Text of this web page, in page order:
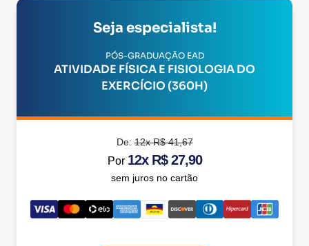
Seja especialista!
PÓS-GRADUAÇÃO EAD
ATIVIDADE FÍSICA E FISIOLOGIA DO
EXERCÍCIO (360H)
De:12x R$ 41,67
Por 12x R$ 27,90
sem juros no cartão